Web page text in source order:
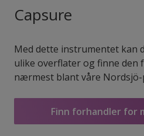
Capsure
Med dette instrumentet kan
ulike overflater og finne den
nærmest blant våre
Finn forhandler for